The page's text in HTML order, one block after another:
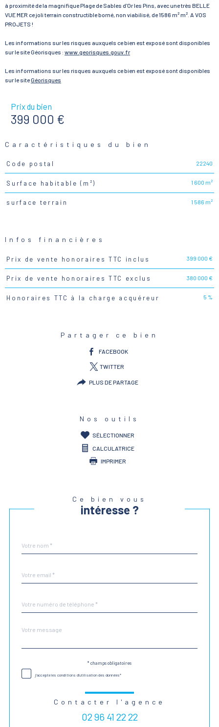
à proximité de la magnifique Plage de Sables d'Or les Pins, avec une très BELLE
VUE MER ce joli terrain constructible borné, non viabilisé, de 1586 m² m². A VOS
PROJETS !
Les informations sur les risques auxquels ce bien est exposé sont disponibles
sur le site Géorisques : www.georisques.gouv.fr
Les informations sur les risques auxquels ce bien est exposé sont disponibles
sur le siteGéorisques
Prix du bien
399 000 €
Caractéristiques du bien
Caractéristiques
Code postal 22240
Surface habitable (m²) 1 600 m²
surface terrain 1 586 m²
Infos financières
Caractéristiques Valeurs
Prix de vente honoraires TTC inclus 399 000 €
Prix de vente honoraires TTC exclus 380 000 €
Honoraires TTC à la charge acquéreur 5 %
Partager ce bien
FACEBOOK
TWITTER
PLUS DE PARTAGE
Nos outils
SÉLECTIONNER
CALCULATRICE
IMPRIMER
Ce bien vous
intéresse ?
par
*
*
*
Fieldset
Message
*
* champs obligatoires
j'accepte les conditions d'utilisation des données*
Contacter l'agence
02 96 41 22 22